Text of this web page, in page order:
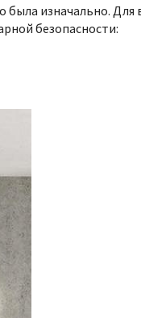
была изначально. Для
безопасности: